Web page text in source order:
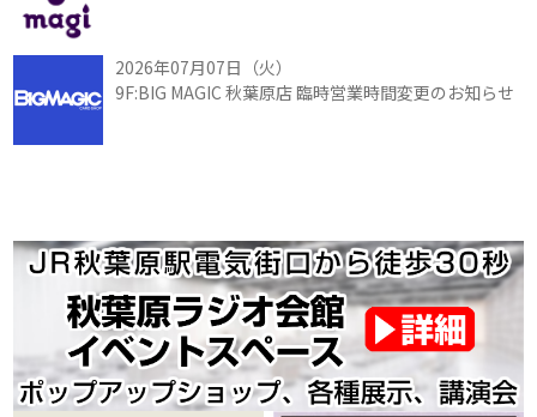
2026年07月07日（火）
9F:BIG MAGIC 秋葉原店 臨時営業時間変更のお知らせ